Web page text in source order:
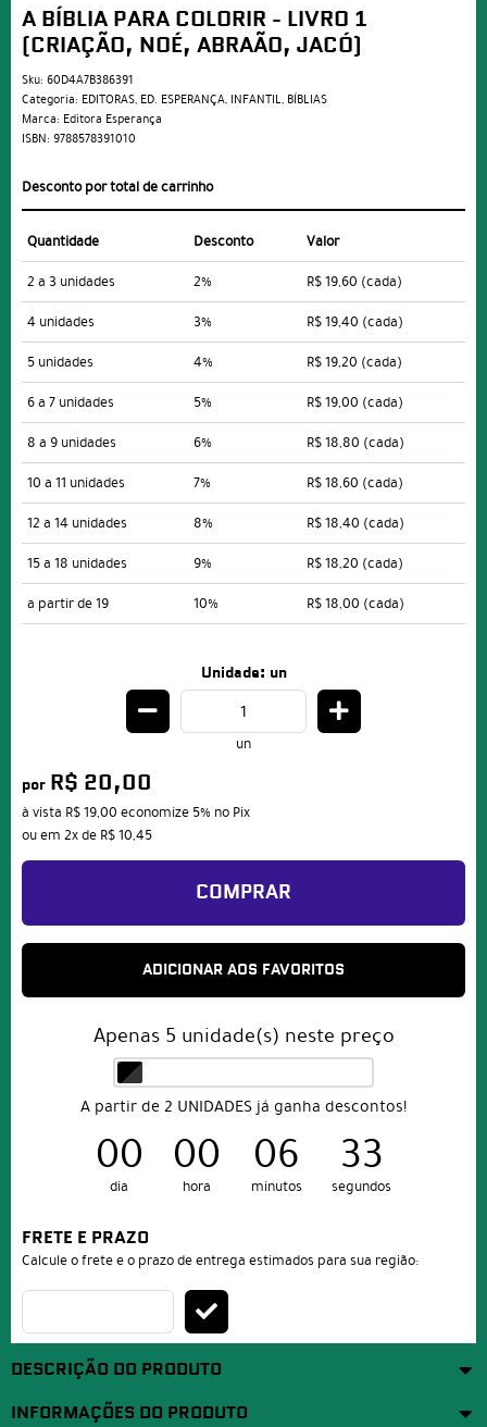
A BÍBLIA PARA COLORIR - LIVRO 1
(CRIAÇÃO, NOÉ, ABRAÃO, JACÓ)
Sku: 60D4A7B386391
Categoria: EDITORAS, ED. ESPERANÇA, INFANTIL, BÍBLIAS
Marca: Editora Esperança
ISBN: 9788578391010
Desconto por total de carrinho
Quantidade Desconto
Valor
2 a 3 unidades
2% R$ 19,60 (cada)
4 unidades
3% R$ 19,40 (cada)
5 unidades
4% R$ 19,20 (cada)
6 a 7 unidades
5% R$ 19,00 (cada)
8 a 9 unidades
6% R$ 18,80 (cada)
10 a 11 unidades
7% R$ 18,60 (cada)
12 a 14 unidades
8% R$ 18,40 (cada)
15 a 18 unidades
9% R$ 18,20 (cada)
a partir de 19
10% R$ 18,00 (cada)
Unidade: un
un
por R$ 20,00
à vista R$ 19,00 economize 5% no Pix
ou em 2xde R$ 10,45
COMPRAR
ADICIONAR AOS FAVORITOS
Apenas 5 unidade(s) neste preço
A partir de 2 UNIDADES já ganha descontos!
00
dia
00
hora
06
minutos
32
segundos
FRETE E PRAZO
Calcule o frete e o prazo de entrega estimados para sua região:
DESCRIÇÃO DO PRODUTO
INFORMAÇÕES DO PRODUTO